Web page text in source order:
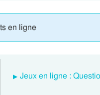
en ligne
Jeux en ligne :